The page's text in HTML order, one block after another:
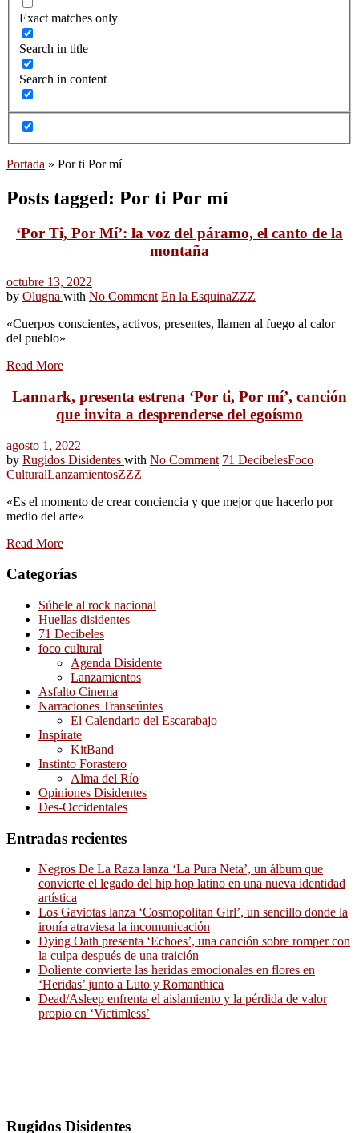
Exact matches only
Search in title
Search in content
Portada » Por ti Por mí
Posts tagged: Por ti Por mí
‘Por Ti, Por Mí’: la voz del páramo, el canto de la
montaña
octubre 13, 2022
by Olugna with No Comment En la EsquinaZZZ
«Cuerpos conscientes, activos, presentes, llamen al fuego al calor
del pueblo»
Read More
Lannark, presenta estrena ‘Por ti, Por mí’, canción
que invita a desprenderse del egoísmo
agosto 1, 2022
by Rugidos Disidentes with No Comment 71 DecibelesFoco
CulturalLanzamientosZZZ
«Es el momento de crear conciencia y que mejor que hacerlo por
medio del arte»
Read More
Categorías
Súbele al rock nacional
Huellas disidentes
71 Decibeles
foco cultural
Agenda Disidente
Lanzamientos
Asfalto Cinema
Narraciones Transeúntes
El Calendario del Escarabajo
Inspírate
KitBand
Instinto Forastero
Alma del Río
Opiniones Disidentes
Des-Occidentales
Entradas recientes
Negros De La Raza lanza ‘La Pura Neta’, un álbum que
convierte el legado del hip hop latino en una nueva identidad
artística
Los Gaviotas lanza ‘Cosmopolitan Girl’, un sencillo donde la
ironía atraviesa la incomunicación
Dying Oath presenta ‘Echoes’, una canción sobre romper con
la culpa después de una traición
Doliente convierte las heridas emocionales en flores en
‘Heridas’ junto a Luto y Romanthica
Dead/Asleep enfrenta el aislamiento y la pérdida de valor
propio en ‘Victimless’
Rugidos Disidentes